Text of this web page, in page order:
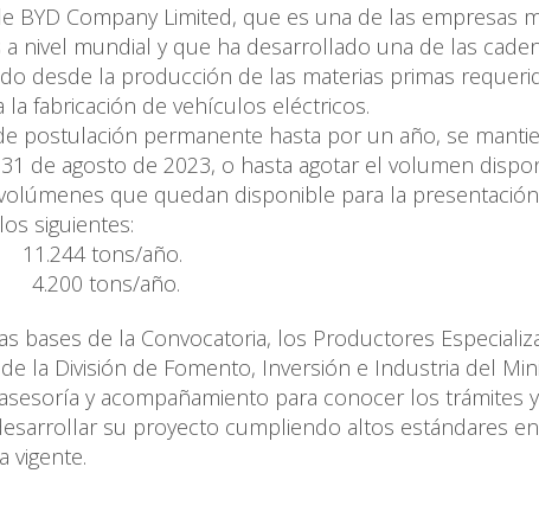
BYD Company Limited, que es una de las empresas
nivel mundial y que ha desarrollado una de las
desde la producción de las materias primas
la fabricación de vehículos eléctricos.
postulación permanente hasta por un año, se
de agosto de 2023, o hasta agotar el volumen
que quedan disponible para la
siguientes:
tons/año.
tons/año.
bases de la Convocatoria, los Productores
la División de Fomento, Inversión e Industria del
y acompañamiento para conocer los trámites
su proyecto cumpliendo altos estándares
vigente.